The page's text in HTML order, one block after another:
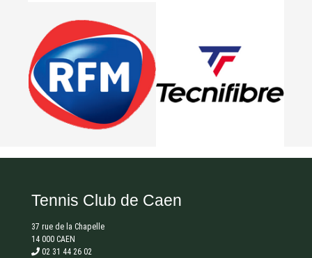
Tennis Club de Caen
37 rue de la Chapelle
14 000 CAEN
02 31 44 26 02